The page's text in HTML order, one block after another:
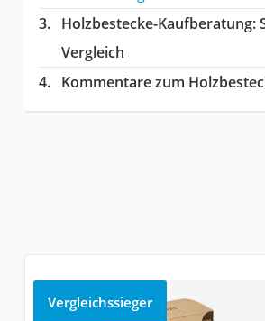
Holzbestecke-Kaufberatung:
Vergleich
Kommentare zum
Vergleichssieger